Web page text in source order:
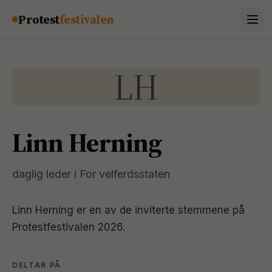
Hopp til innhold
Protestfestivalen
LH
Linn Herning
daglig leder i For velferdsstaten
Linn Herning er en av de inviterte stemmene på
Protestfestivalen 2026.
DELTAR PÅ